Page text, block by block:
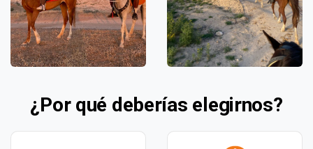
¿Por qué deberías elegirnos?